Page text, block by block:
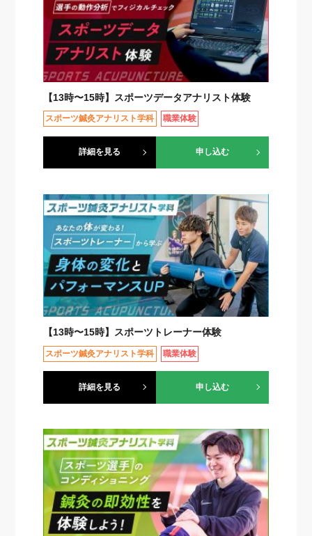
【13時〜15時】スポーツデータアナリスト体験
スポーツ鍼灸アナリスト学科 職業体験
詳細を見る 申し込む
【13時〜15時】スポーツトレーナー体験
スポーツ鍼灸アナリスト学科 職業体験
詳細を見る 申し込む